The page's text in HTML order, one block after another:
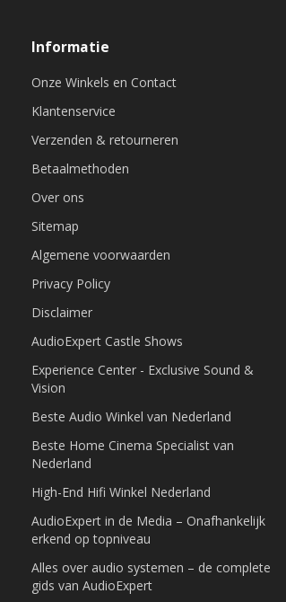
Informatie
Onze Winkels en Contact
Klantenservice
Verzenden & retourneren
Betaalmethoden
Over ons
Sitemap
Algemene voorwaarden
Privacy Policy
Disclaimer
AudioExpert Castle Shows
Experience Center - Exclusive Sound &
Vision
Beste Audio Winkel van Nederland
Beste Home Cinema Specialist van
Nederland
High-End Hifi Winkel Nederland
AudioExpert in de Media – Onafhankelijk
erkend op topniveau
Alles over audio systemen – de complete
gids van AudioExpert